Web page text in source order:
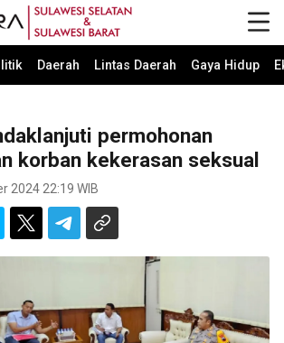
Daerah Lintas Daerah Gaya Hidup
permohonan
korban kekerasan seksual
2024 22:19 WIB